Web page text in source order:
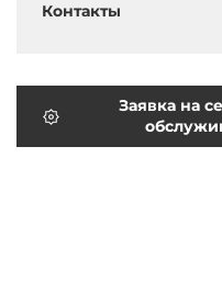
Контакты
Заявка на